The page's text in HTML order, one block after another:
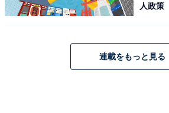
人政策
連載をもっと見る